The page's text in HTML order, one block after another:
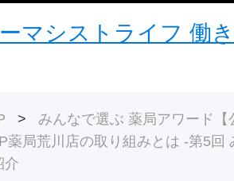
> みんなで選ぶ 薬局アワード【
薬局荒川店の取り組みとは -第5回
介